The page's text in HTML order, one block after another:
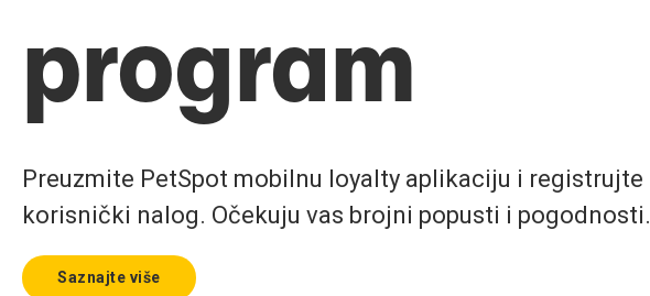
program
Preuzmite PetSpot mobilnu loyalty aplikaciju i registrujte
korisnički nalog. Očekuju vas brojni popusti i pogodnosti.
Saznajte više